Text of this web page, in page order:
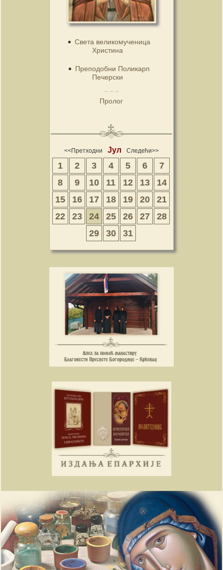
Света великомученица
Христина
Преподобни Поликарп
Печерски
Пролог
<<Претходни Јул Следећи>>
1 2 3 4 5 6
7
8
9 10 11 12 13
14
15
16 17 18 19 20
21
22
23 24 25 26 27
28
29
30 31